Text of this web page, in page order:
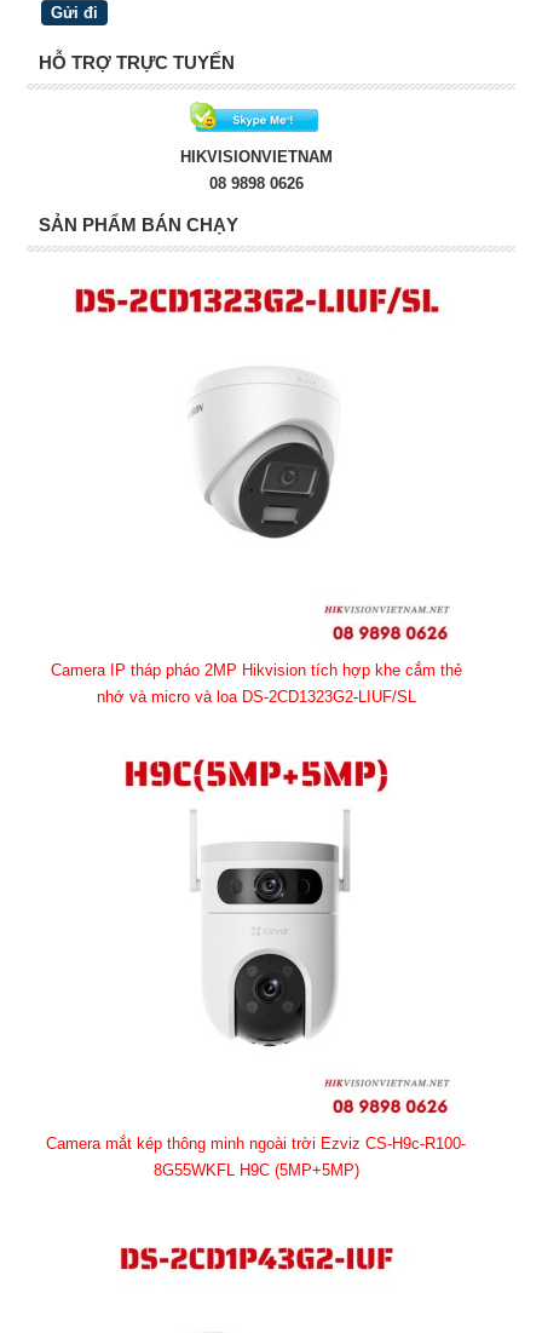
HỖ TRỢ TRỰC TUYẾN
HIKVISIONVIETNAM
08 9898 0626
SẢN PHẨM BÁN CHẠY
Camera IP tháp pháo 2MP Hikvision tích hợp khe cắm thẻ
nhớ và micro và loa DS-2CD1323G2-LIUF/SL
Camera mắt kép thông minh ngoài trời Ezviz CS-H9c-R100-
8G55WKFL H9C (5MP+5MP)